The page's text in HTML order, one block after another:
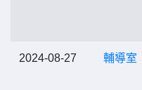
2024-08-27 輔導室